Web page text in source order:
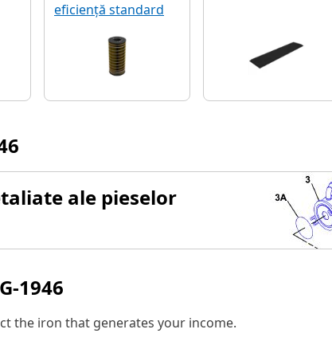
eficiență standard
ale pieselor
1946
the iron that generates your income.